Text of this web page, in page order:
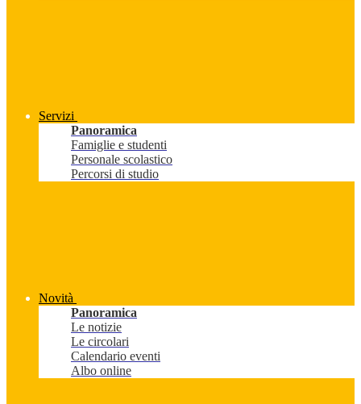
Servizi
Panoramica
Famiglie e studenti
Personale scolastico
Percorsi di studio
Novità
Panoramica
Le notizie
Le circolari
Calendario eventi
Albo online